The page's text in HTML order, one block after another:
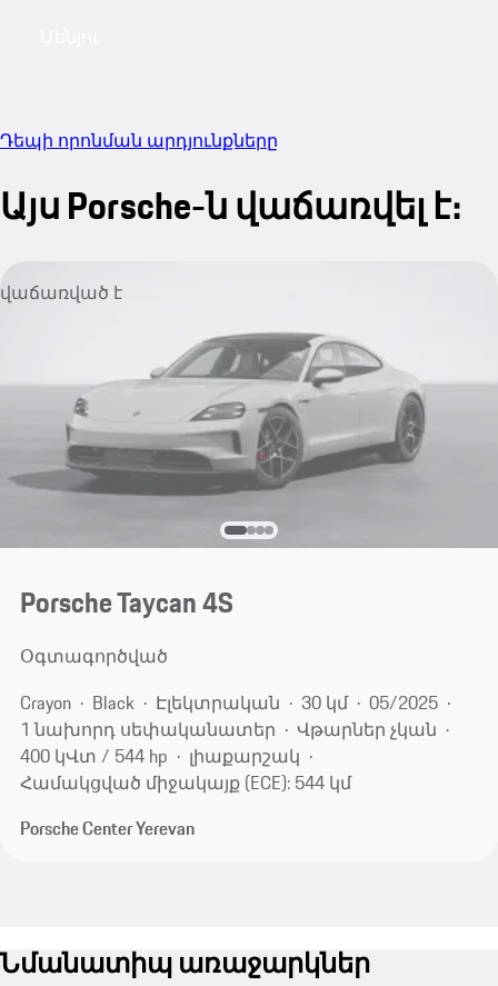
Դեպի որոնման արդյունքները
Այս Porsche-ն վաճառվել է։
վաճառված է
Porsche Taycan 4S
Օգտագործված
Crayon
Black Էլեկտրական 30 կմ
05/2025
1 նախորդ սեփականատեր
Վթարներ չկան
400 կՎտ / 544 hp
լիաքարշակ
Համակցված միջակայք (ECE): 544 կմ
Porsche Center Yerevan
Նմանատիպ առաջարկներ